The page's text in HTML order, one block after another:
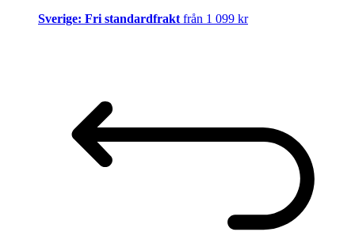
Sverige: Fri standardfrakt från 1 099 kr